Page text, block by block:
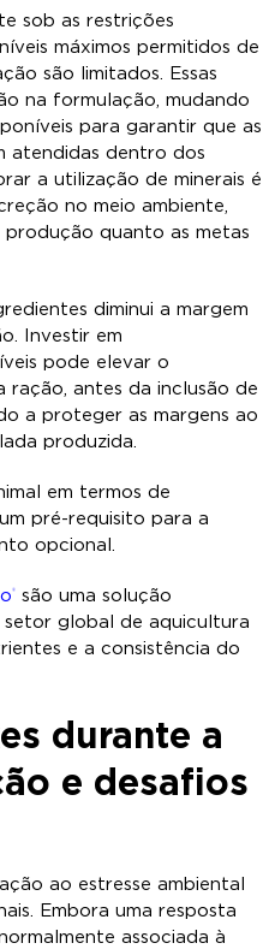
sob as restrições
máximos permitidos de
são limitados. Essas
na formulação, mudando
para garantir que as
atendidas dentro dos
a utilização de minerais é
no meio ambiente,
quanto as metas
diminui a margem
Investir em
pode elevar o
ração, antes da inclusão de
a proteger as margens ao
produzida.
em termos de
pré-requisito para a
opcional.
® são uma solução
global de aquicultura
e a consistência do
durante a
e desafios
ao estresse ambiental
Embora uma resposta
associada à